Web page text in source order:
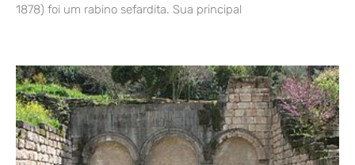
1878) foi um rabino sefardita. Sua principal